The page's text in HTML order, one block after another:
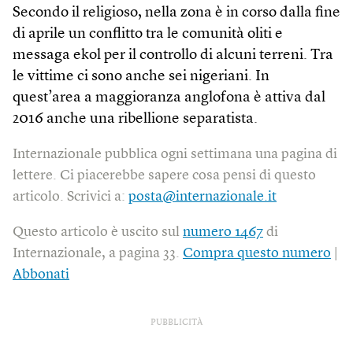
Secondo il religioso, nella zona è in corso dalla fine
di aprile un conflitto tra le comunità oliti e
messaga ekol per il controllo di alcuni terreni. Tra
le vittime ci sono anche sei nigeriani. In
quest’area a maggioranza anglofona è attiva dal
2016 anche una ribellione separatista.
Internazionale pubblica ogni settimana una pagina di
lettere. Ci piacerebbe sapere cosa pensi di questo
articolo. Scrivici a: posta@internazionale.it
Questo articolo è uscito sul numero 1467 di
Internazionale, a pagina 33. Compra questo numero
Abbonati
PUBBLICITÀ